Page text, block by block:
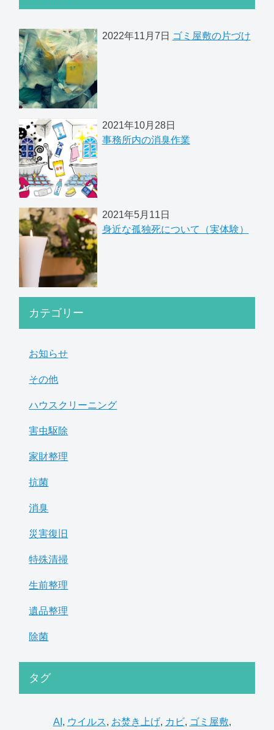
2022年11月7日 ゴミ屋敷の片づけ
2021年10月28日
事務所内の消臭作業
2021年5月11日
身近な孤独死について（実体験）
カテゴリー
お知らせ
その他
ハウスクリーニング
害虫駆除
家財整理
抗菌
消臭
災害復旧
特殊清掃
生前整理
遺品整理
除菌
タグ
AI , ウイルス, お焚き上げ, カビ, ゴミ屋敷,